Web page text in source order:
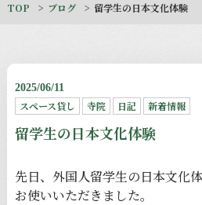
TOP ブログ 留学生の日本文化体験
2025/06/11
スペース貸し 寺院 日記 新着情報
留学生の日本文化体験
先日、外国人留学生の日本文化
お使いいただきました。